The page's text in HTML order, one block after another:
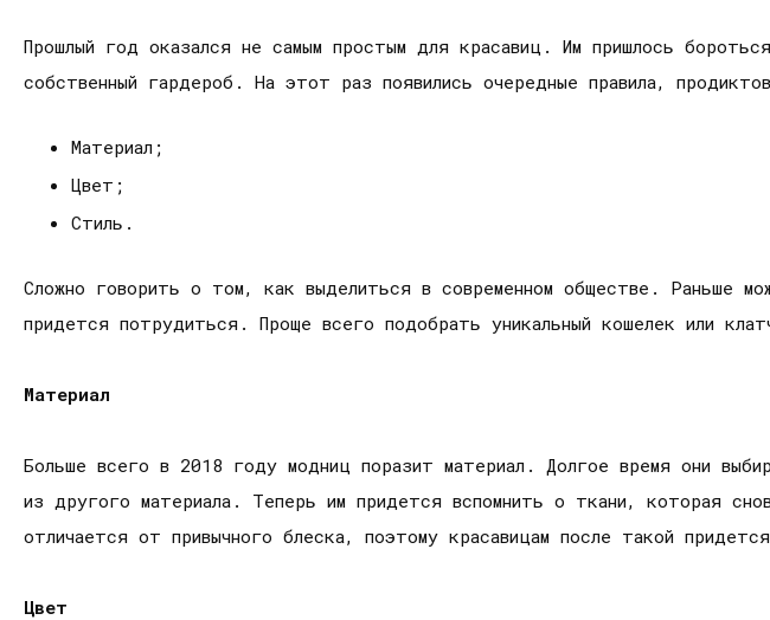
Прошлый год оказался не самым простым для красавиц. Им пришлось
собственный гардероб. На этот раз появились очередные правила,
Материал;
Цвет;
Стиль.
Сложно говорить о том, как выделиться в современном обществе. Раньше
придется потрудиться. Проще всего подобрать уникальный кошелек или
Материал
Больше всего в 2018 году модниц поразит материал. Долгое время они
из другого материала. Теперь им придется вспомнить о ткани, которая
отличается от привычного блеска, поэтому красавицам после такой
Цвет